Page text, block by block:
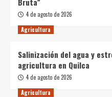
4 de agosto de 2026
Agricultura
Salinización del agua y
agricultura en Quilca
4 de agosto de 2026
Agricultura